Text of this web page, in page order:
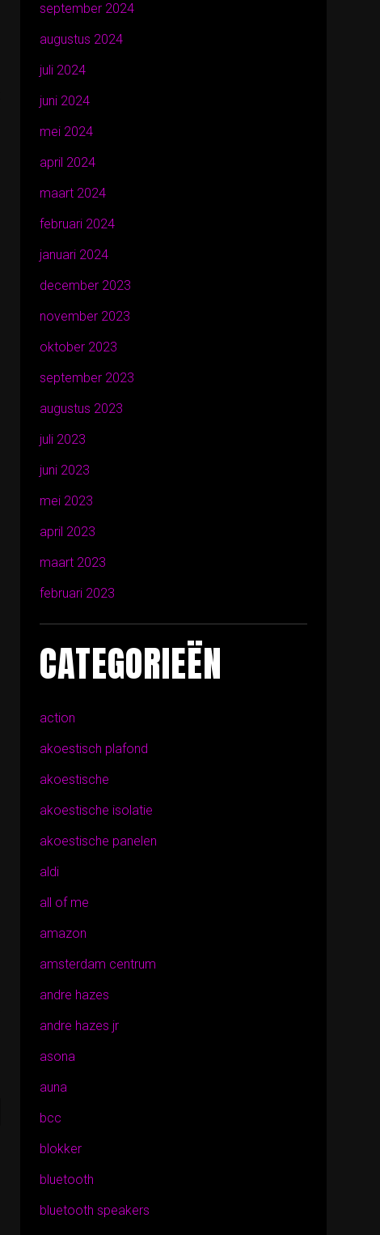
september 2024
augustus 2024
juli 2024
juni 2024
mei 2024
april 2024
maart 2024
februari 2024
januari 2024
december 2023
november 2023
oktober 2023
september 2023
augustus 2023
juli 2023
juni 2023
mei 2023
april 2023
maart 2023
februari 2023
CATEGORIEËN
action
akoestisch plafond
akoestische
akoestische isolatie
akoestische panelen
aldi
all of me
amazon
amsterdam centrum
andre hazes
andre hazes jr
asona
auna
bcc
blokker
bluetooth
bluetooth speakers